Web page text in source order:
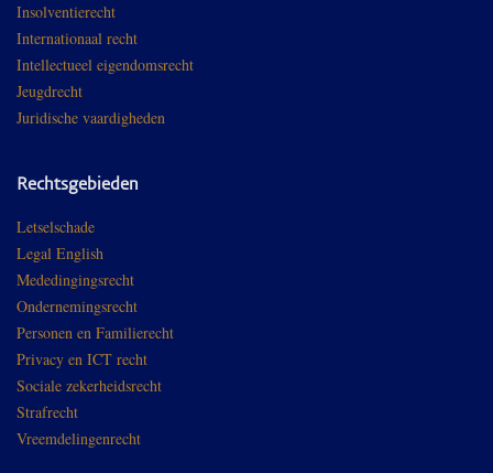
Insolventierecht
Internationaal recht
Intellectueel eigendomsrecht
Jeugdrecht
Juridische vaardigheden
Rechtsgebieden
Letselschade
Legal English
Mededingingsrecht
Ondernemingsrecht
Personen en Familierecht
Privacy en ICT recht
Sociale zekerheidsrecht
Strafrecht
Vreemdelingenrecht